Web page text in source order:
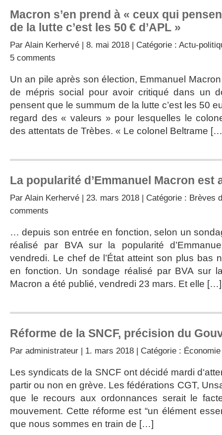
Macron s’en prend à « ceux qui
de la lutte c’est les 50 € d’APL »
Par Alain Kerhervé | 8. mai 2018 | Catégorie : Actu-
5 comments
Un an pile après son élection, Emmanuel
de mépris social pour avoir critiqué dans un
pensent que le summum de la lutte c’est les 50
regard des « valeurs » pour lesquelles le
des attentats de Trèbes. « Le colonel Beltrame
La popularité d’Emmanuel Macron
Par Alain Kerhervé | 23. mars 2018 | Catégorie : Brèves
comments
… depuis son entrée en fonction, selon un
réalisé par BVA sur la popularité
vendredi. Le chef de l’État atteint son plus bas
en fonction. Un sondage réalisé par BVA sur
Macron a été publié, vendredi 23 mars. Et elle […]
Réforme de la SNCF, précision du
Par administrateur | 1. mars 2018 | Catégorie : Économie
Les syndicats de la SNCF ont décidé mardi
partir ou non en grève. Les fédérations CGT,
que le recours aux ordonnances serait le
mouvement. Cette réforme est “un élément
que nous sommes en train de […]